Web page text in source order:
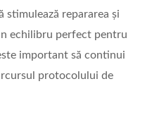
stimulează repararea și
echilibru perfect pentru
important să continui
protocolului de